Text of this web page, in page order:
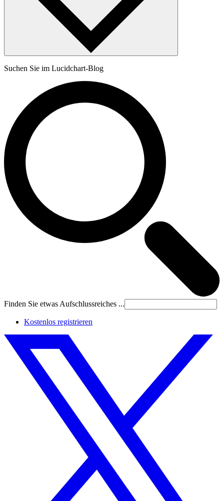
Suchen Sie im Lucidchart-Blog
Finden Sie etwas Aufschlussreiches ...
Kostenlos registrieren